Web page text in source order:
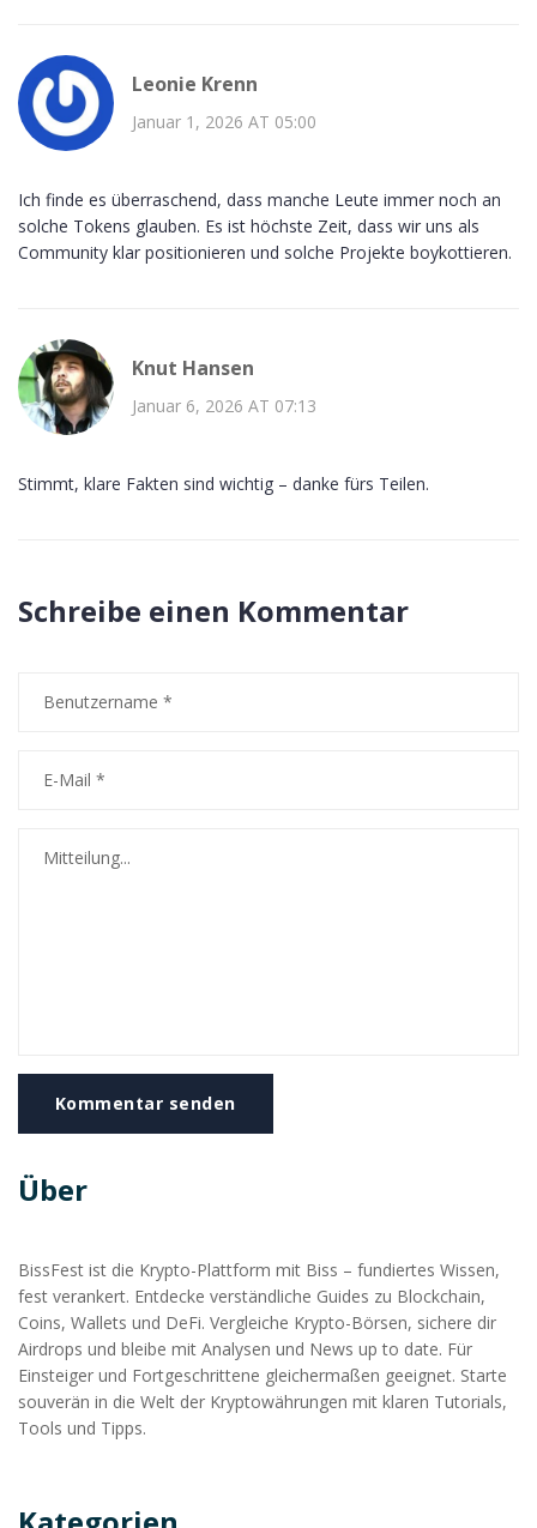
Leonie Krenn
Januar 1, 2026 AT 05:00
Ich finde es überraschend, dass manche Leute immer noch an
solche Tokens glauben. Es ist höchste Zeit, dass wir uns als
Community klar positionieren und solche Projekte boykottieren.
Knut Hansen
Januar 6, 2026 AT 07:13
Stimmt, klare Fakten sind wichtig – danke fürs Teilen.
Schreibe einen Kommentar
Kommentar senden
Über
BissFest ist die Krypto-Plattform mit Biss – fundiertes Wissen,
fest verankert. Entdecke verständliche Guides zu Blockchain,
Coins, Wallets und DeFi. Vergleiche Krypto-Börsen, sichere dir
Airdrops und bleibe mit Analysen und News up to date. Für
Einsteiger und Fortgeschrittene gleichermaßen geeignet. Starte
souverän in die Welt der Kryptowährungen mit klaren Tutorials,
Tools und Tipps.